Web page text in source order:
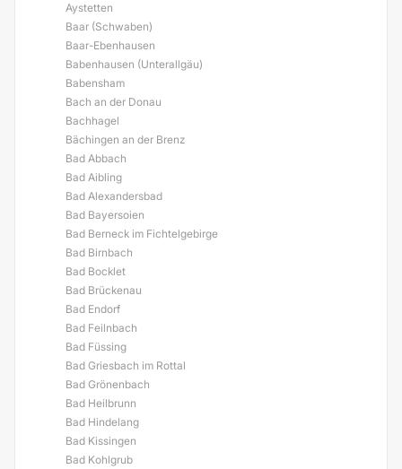
Aystetten
Baar (Schwaben)
Baar-Ebenhausen
Babenhausen (Unterallgäu)
Babensham
Bach an der Donau
Bachhagel
Bächingen an der Brenz
Bad Abbach
Bad Aibling
Bad Alexandersbad
Bad Bayersoien
Bad Berneck im Fichtelgebirge
Bad Birnbach
Bad Bocklet
Bad Brückenau
Bad Endorf
Bad Feilnbach
Bad Füssing
Bad Griesbach im Rottal
Bad Grönenbach
Bad Heilbrunn
Bad Hindelang
Bad Kissingen
Bad Kohlgrub